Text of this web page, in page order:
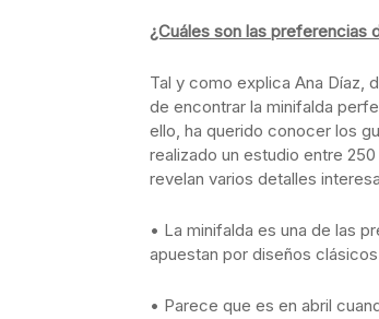
de encontrar la minifalda
ello, ha querido conocer los
realizado un estudio entre
revelan varios detalles
apuestan por diseños
hacerse con su minifalda